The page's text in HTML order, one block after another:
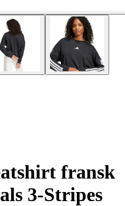
fransk
3-Stripes